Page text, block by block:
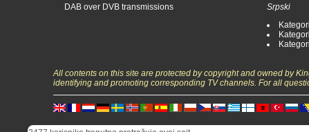
DAB over DVB transmissions
Srpski
All contents on this site are protected by copyright and owned by
identifying and promoting corresponding TV channels. For all